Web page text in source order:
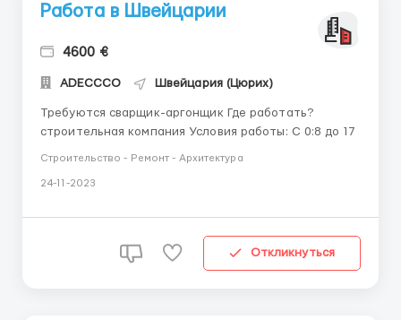
Работа в Швейцарии
4600 €
ADECCСO Швейцария (Цюрих)
Требуются сварщик-аргонщик Где работать?
строительная компания Условия работы: С 0:8 до 17
Строительство - Ремонт - Архитектура
24-11-2023
Откликнуться